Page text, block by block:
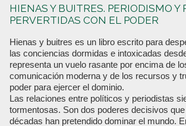
HIENAS Y BUITRES. PERIODISMO Y
PERVERTIDAS CON EL PODER
Hienas y buitres es un libro escrito para
las conciencias dormidas e intoxicadas
representa un vuelo rasante por encima de
comunicación moderna y de los recursos y
poder para ejercer el dominio.
Las relaciones entre políticos y periodistas
tormentosas. Son dos poderes decisivos
décadas han pretendido dominar el mundo.